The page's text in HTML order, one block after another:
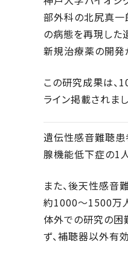
部外科の北尻真一
の病態を再現した
新規治療薬の開発
この研究成果は、
ライン掲載されまし
遺伝性感音難聴患
腺機能低下症の1
また、後天性感音
約1000～1500万
体外での研究の困
ず、補聴器以外有